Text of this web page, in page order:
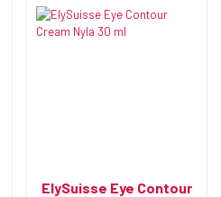
ElySuisse Eye Contour